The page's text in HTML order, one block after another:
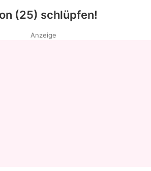
(25) schlüpfen!
Anzeige